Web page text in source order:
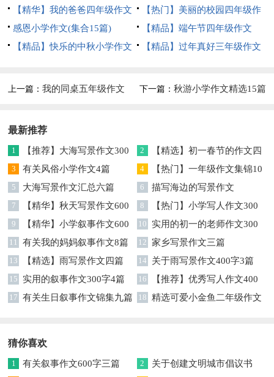
六篇【精华】我的爸爸四年级作文
300字4篇
【热门】美丽的校园四年级作
文锦集8篇
感恩小学作文(集合15篇)
【精品】端午节四年级作文
300字3篇
【精品】快乐的中秋小学作文
【精品】过年真好三年级作文
上一篇：我的同桌五年级作文 下一篇： 秋游小学作文精选15篇
最新推荐
1
【推荐】大海写景作文300
字4篇
2
【精选】初一春节的作文四
篇
3 有关风俗小学作文4篇 4
【热门】一年级作文集锦10
篇
5 大海写景作文汇总六篇 6 描写海边的写景作文
7
【精华】秋天写景作文600
字3篇
8
【热门】小学写人作文300
字合集八篇
9
【精华】小学叙事作文600
字4篇
10
实用的初一的老师作文300
字4篇
11 有关我的妈妈叙事作文8篇 12 家乡写景作文三篇
13 【精选】雨写景作文四篇 14 关于雨写景作文400字3篇
15 实用的叙事作文300字4篇 16
【推荐】优秀写人作文400
字汇编5篇
17 有关生日叙事作文锦集九篇 18 精选可爱小金鱼二年级作文
猜你喜欢
1 有关叙事作文600字三篇 2 关于创建文明城市倡议书